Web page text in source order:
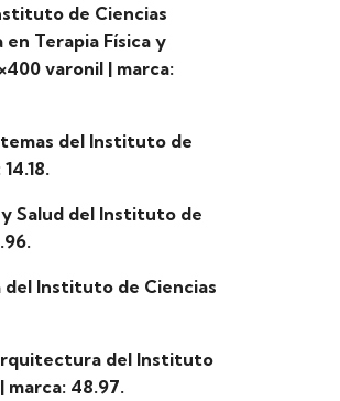
de Ciencias
Terapia Física y
varonil | marca:
del Instituto de
Salud del Instituto de
del Instituto de Ciencias
del Instituto
48.97.